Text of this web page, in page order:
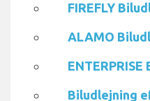
FIREFLY
ALAMO
Biludlejning